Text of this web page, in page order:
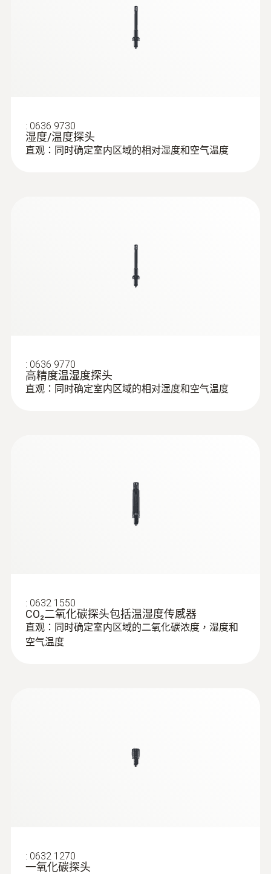
標，濃度通常不應超過1,000 ppm。二氧化碳
testo 400 - 空調通風系統測量套裝1（含
16mm葉輪風速探頭）
: 0636 9730
湿度/温度探头
直观：同时确定室内区域的相对湿度和空气温度
: 0636 9770
高精度温湿度探头
直观：同时确定室内区域的相对湿度和空气温度
: 0632 1550
CO₂二氧化碳探头包括温湿度传感器
直观：同时确定室内区域的二氧化碳浓度，湿度和
空气温度
: 0632 1270
一氧化碳探头